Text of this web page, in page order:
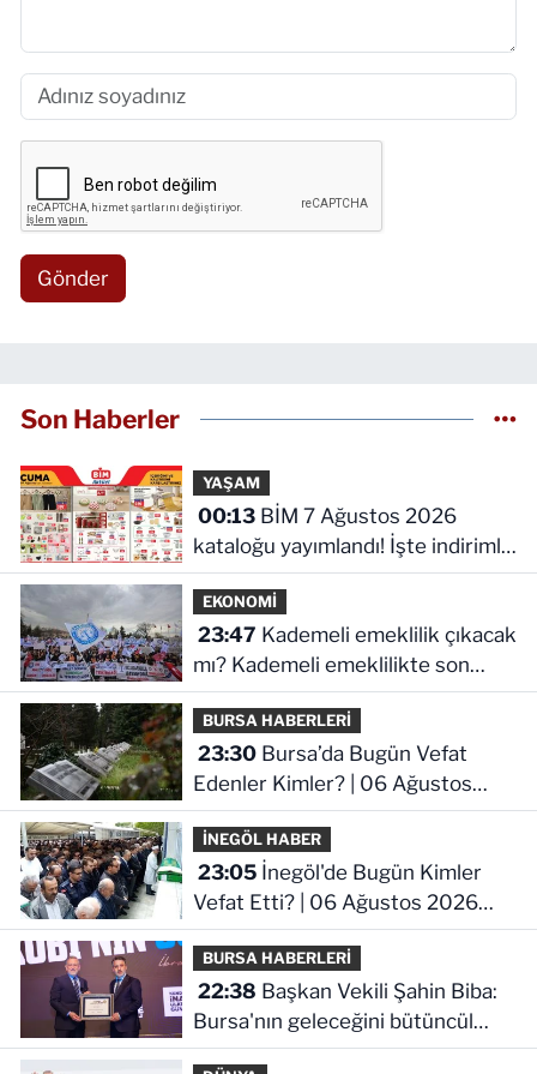
Gönder
Son Haberler
YAŞAM
00:13BİM 7 Ağustos 2026
kataloğu yayımlandı! İşte indirimli
ürünler ve fiyatları
EKONOMİ
23:47
mı? Kademeli emeklilikte son
durum ne!
BURSA HABERLERİ
23:30Bursa’da Bugün Vefat
Edenler Kimler? | 06 Ağustos
2026 Perşembe
İNEGÖL HABER
23:05İnegöl'de Bugün Kimler
Vefat Etti? | 06 Ağustos 2026
Perşembe
BURSA HABERLERİ
22:38
Bursa'nın geleceğini bütüncül
anlayışla planlıyoruz